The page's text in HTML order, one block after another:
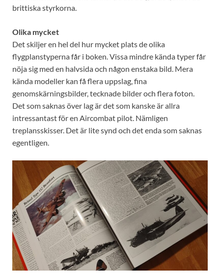
brittiska styrkorna.
Olika mycket
Det skiljer en hel del hur mycket plats de olika
flygplanstyperna får i boken. Vissa mindre kända typer får
nöja sig med en halvsida och någon enstaka bild. Mera
kända modeller kan få flera uppslag, fina
genomskärningsbilder, tecknade bilder och flera foton.
Det som saknas över lag är det som kanske är allra
intressantast för en Aircombat pilot. Nämligen
treplansskisser. Det är lite synd och det enda som saknas
egentligen.